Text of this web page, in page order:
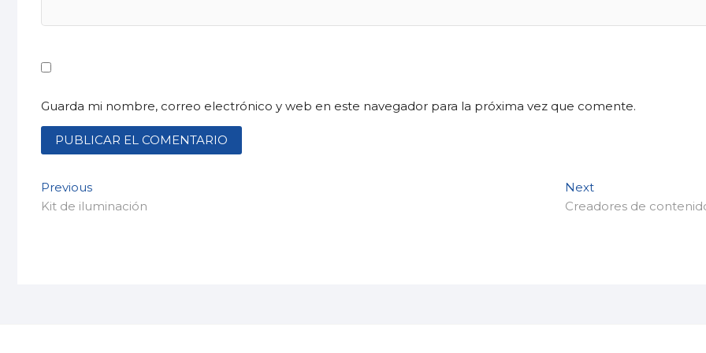
Guarda mi nombre, correo electrónico y web en este navegador para la próxima vez que comente.
Navegación
de
PreviousPrevious
post:
Kit de iluminación
NextNext
post:
Creadores de